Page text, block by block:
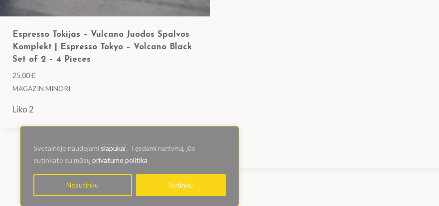
Svetainėje naudojami slapukai . Tęsdami naršymą, jūs
sutinkate su mūsų privatumo politika
Nesutinku Sutinku
Espresso Tokijas – Vulcano Juodos Spalvos
Komplekt | Espresso Tokyo – Volcano Black
Set of 2 – 4 Pieces
25,00€
MAGAZIN MINORI
Liko 2
© 2024 Kioskas.ART